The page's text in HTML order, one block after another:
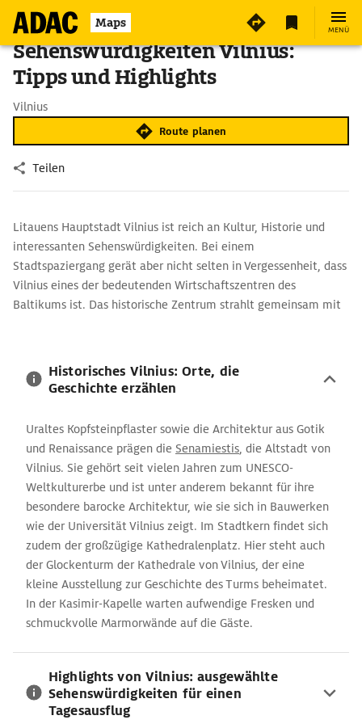
Maps MENÜ
Sehenswürdigkeiten Vilnius:
Tipps und Highlights
Vilnius
Route planen
Teilen
Litauens Hauptstadt Vilnius ist reich an Kultur, Historie und
interessanten Sehenswürdigkeiten. Bei einem
Stadtspaziergang gerät aber nicht selten in Vergessenheit, dass
Vilnius eines der bedeutenden Wirtschaftszentren des
Baltikums ist. Das historische Zentrum strahlt gemeinsam mit
Historisches Vilnius: Orte, die
Geschichte erzählen
Uraltes Kopfsteinpflaster sowie die Architektur aus Gotik
und Renaissance prägen die Senamiestis, die Altstadt von
Vilnius. Sie gehört seit vielen Jahren zum UNESCO-
Weltkulturerbe und ist unter anderem bekannt für ihre
besondere barocke Architektur, wie sie sich in Bauwerken
wie der Universität Vilnius zeigt. Im Stadtkern findet sich
zudem der großzügige Kathedralenplatz. Hier steht auch
der Glockenturm der Kathedrale von Vilnius, der eine
kleine Ausstellung zur Geschichte des Turms beheimatet.
In der Kasimir-Kapelle warten aufwendige Fresken und
schmuckvolle Marmorwände auf die Gäste.
Highlights von Vilnius: ausgewählte
Sehenswürdigkeiten für einen
Tagesausflug